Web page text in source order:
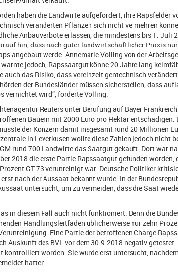
haben die Landwirte aufgefordert, ihre Rapsfelder
veränderten Pflanzen sich nicht vermehren
Anbauverbote erlassen, die mindestens bis 1. Juli
hin, dass nach guter landwirtschaftlicher Praxis
angebaut werde. Annemarie Volling von der
jedoch, Rapssaatgut könne 20 Jahre lang
auch das Risiko, dass vereinzelt gentechnisch
der Bundesländer müssen sicherstellen, dass
vernichtet wird“, forderte Volling.
Reuters unter Berufung auf Bayer
Bauern mit 2000 Euro pro Hektar entschädigen.
der Konzern damit insgesamt rund 20 Millionen
in Leverkusen wollte diese Zahlen jedoch nicht
rund 700 Landwirte das Saatgut gekauft. Dort war
2018 die erste Partie Rapssaatgut gefunden worden,
GT 73 verunreinigt war. Deutsche Politiker
nach der Aussaat bekannt wurde. In der
untersucht, um zu vermeiden, dass die Saat
in diesem Fall auch nicht funktioniert. Denn die
Handlungsleitfaden üblicherweise nur zehn
Eine Partie der betroffenen Charge
Auskunft des BVL vor dem 30.9.2018 negativ
kontrolliert worden. Sie wurde erst untersucht,
hatten.